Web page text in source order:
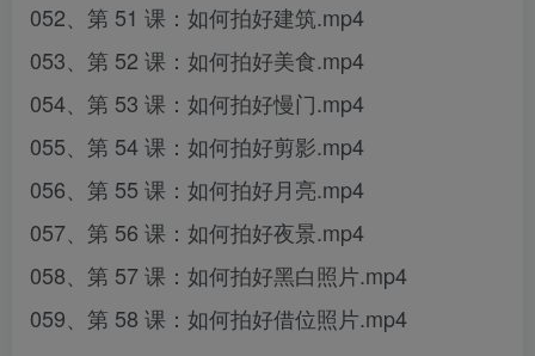
052、第 51 课：如何拍好建筑.mp4
053、第 52 课：如何拍好美食.mp4
054、第 53 课：如何拍好慢门.mp4
055、第 54 课：如何拍好剪影.mp4
056、第 55 课：如何拍好月亮.mp4
057、第 56 课：如何拍好夜景.mp4
058、第 57 课：如何拍好黑白照片.mp4
059、第 58 课：如何拍好借位照片.mp4